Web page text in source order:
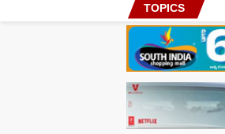
TOPICS